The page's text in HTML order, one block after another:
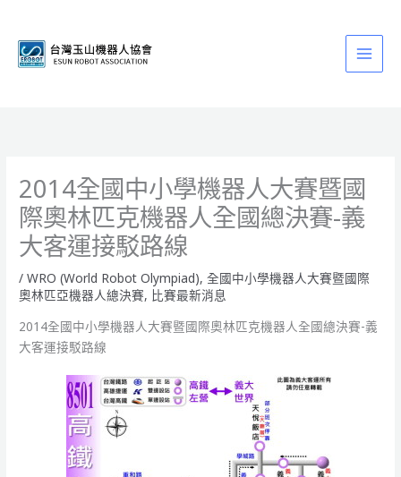
2014全國中小學機器人大賽暨國
際奧林匹克機器人全國總決賽-義
大客運接駁路線
/WRO (World Robot Olympiad),全國中小學機器人大賽暨國際
奧林匹亞機器人總決賽, 比賽最新消息
2014全國中小學機器人大賽暨國際奧林匹克機器人全國總決賽-義
大客運接駁路線